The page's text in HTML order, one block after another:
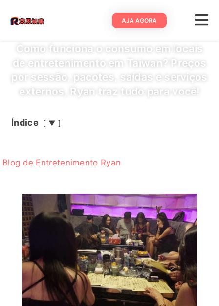
AJA AGORA
Como funciona o consumo em locais
de entretenimento em Taiwan? Preços
por sessão, pacotes, saídas e serviços
externos, Ryan traz tudo para você!
Índice ▼
Blog de Entretenimento Ryan